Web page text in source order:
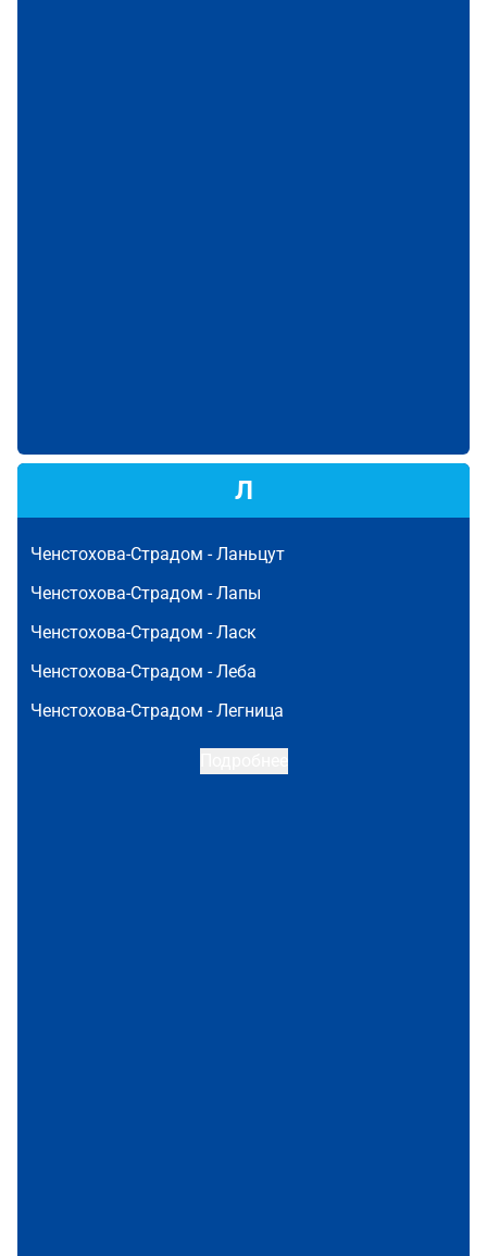
Л
Ченстохова-Страдом -Ланьцут
Ченстохова-Страдом -Лапы
Ченстохова-Страдом -Ласк
Ченстохова-Страдом -Леба
Ченстохова-Страдом -Легница